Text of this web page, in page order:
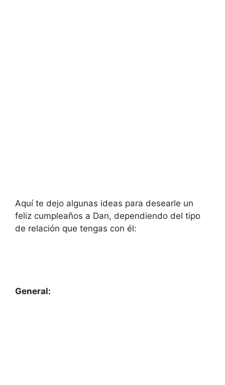
Aquí te dejo algunas ideas para desearle un
feliz cumpleaños a Dan, dependiendo del tipo
de relación que tengas con él:
General: